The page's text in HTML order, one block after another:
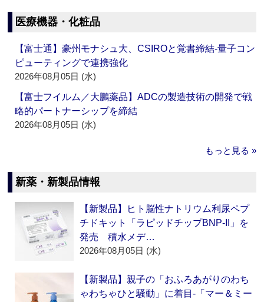
医療機器・化粧品
【富士通】豪州モナシュ大、CSIROと覚書締結‐量子コン
ピューティングで連携強化
2026年08月05日 (水)
【富士フイルム／大鵬薬品】ADCの製造技術の開発で戦
略的パートナーシップを締結
2026年08月05日 (水)
もっと見る »
新薬・新製品情報
【新製品】ヒト脳性ナトリウム利尿ペプ
チドキット「ラピッドチップBNP-II」を
発売 積水メデ…
2026年08月05日 (水)
【新製品】親子の「おふろあがりのわち
ゃわちゃひと騒動」に着目‐「マー＆ミー